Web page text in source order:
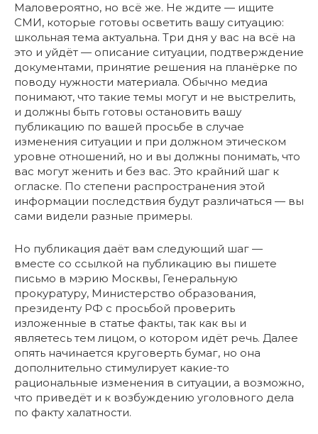
Маловероятно, но всё же. Не ждите — ищите
СМИ, которые готовы осветить вашу ситуацию:
школьная тема актуальна. Три дня у вас на всё на
это и уйдёт — описание ситуации, подтверждение
документами, принятие решения на планёрке по
поводу нужности материала. Обычно медиа
понимают, что такие темы могут и не выстрелить,
и должны быть готовы остановить вашу
публикацию по вашей просьбе в случае
изменения ситуации и при должном этическом
уровне отношений, но и вы должны понимать, что
вас могут женить и без вас. Это крайний шаг к
огласке. По степени распространения этой
информации последствия будут различаться — вы
сами видели разные примеры.
Но публикация даёт вам следующий шаг —
вместе со ссылкой на публикацию вы пишете
письмо в мэрию Москвы, Генеральную
прокуратуру, Министерство образования,
президенту РФ с просьбой проверить
изложенные в статье факты, так как вы и
являетесь тем лицом, о котором идёт речь. Далее
опять начинается круговерть бумаг, но она
дополнительно стимулирует какие-то
рациональные изменения в ситуации, а возможно,
что приведёт и к возбуждению уголовного дела
по факту халатности.